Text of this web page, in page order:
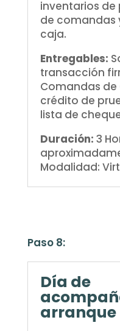
inventarios de
de comandas
caja.
Entregables:
transacción
Comandas de
crédito de
lista de
Duración: 3
Modalidad:
Paso 8:
Día de
arranque